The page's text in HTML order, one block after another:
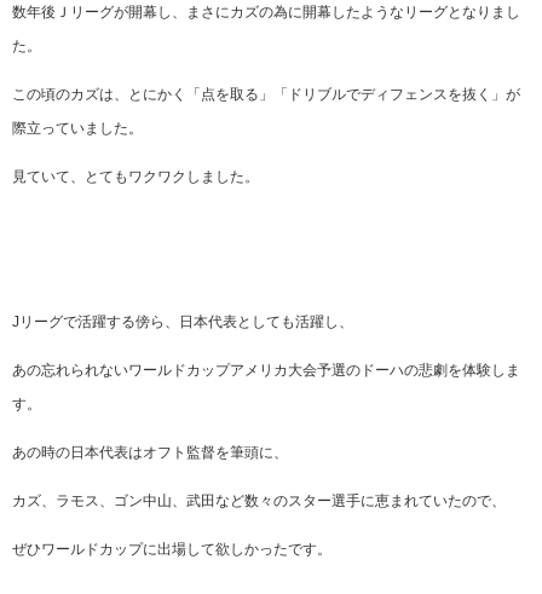
数年後Ｊリーグが開幕し、まさにカズの為に開幕したようなリーグとなりまし
た。
この頃のカズは、とにかく「点を取る」「ドリブルでディフェンスを抜く」が
際立っていました。
見ていて、とてもワクワクしました。
Jリーグで活躍する傍ら、日本代表としても活躍し、
あの忘れられないワールドカップアメリカ大会予選のドーハの悲劇を体験しま
す。
あの時の日本代表はオフト監督を筆頭に、
カズ、ラモス、ゴン中山、武田など数々のスター選手に恵まれていたので、
ぜひワールドカップに出場して欲しかったです。